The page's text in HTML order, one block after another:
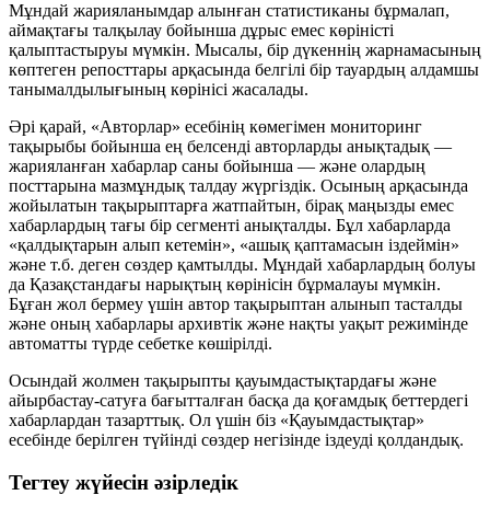
Мұндай жарияланымдар алынған статистиканы бұрмалап,
аймақтағы талқылау бойынша дұрыс емес көріністі
қалыптастыруы мүмкін. Мысалы, бір дүкеннің жарнамасының
көптеген репосттары арқасында белгілі бір тауардың алдамшы
танымалдылығының көрінісі жасалады.
Әрі қарай, «Авторлар» есебінің көмегімен мониторинг
тақырыбы бойынша ең белсенді авторларды анықтадық —
жарияланған хабарлар саны бойынша — және олардың
посттарына мазмұндық талдау жүргіздік. Осының арқасында
жойылатын тақырыптарға жатпайтын, бірақ маңызды емес
хабарлардың тағы бір сегменті анықталды. Бұл хабарларда
«қалдықтарын алып кетемін», «ашық қаптамасын іздеймін»
және т.б. деген сөздер қамтылды. Мұндай хабарлардың болуы
да Қазақстандағы нарықтың көрінісін бұрмалауы мүмкін.
Бұған жол бермеу үшін автор тақырыптан алынып тасталды
және оның хабарлары архивтік және нақты уақыт режимінде
автоматты түрде себетке көшірілді.
Осындай жолмен тақырыпты қауымдастықтардағы және
айырбастау-сатуға бағытталған басқа да қоғамдық беттердегі
хабарлардан тазарттық. Ол үшін біз «Қауымдастықтар»
есебінде берілген түйінді сөздер негізінде іздеуді қолдандық.
Тегтеу жүйесін әзірледік